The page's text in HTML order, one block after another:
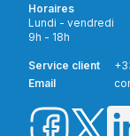
Matériel de location
Nouveautés
Promotions
Prix barrés
Horaires
Lundi - vendredi
9h - 18h
Service client
Email